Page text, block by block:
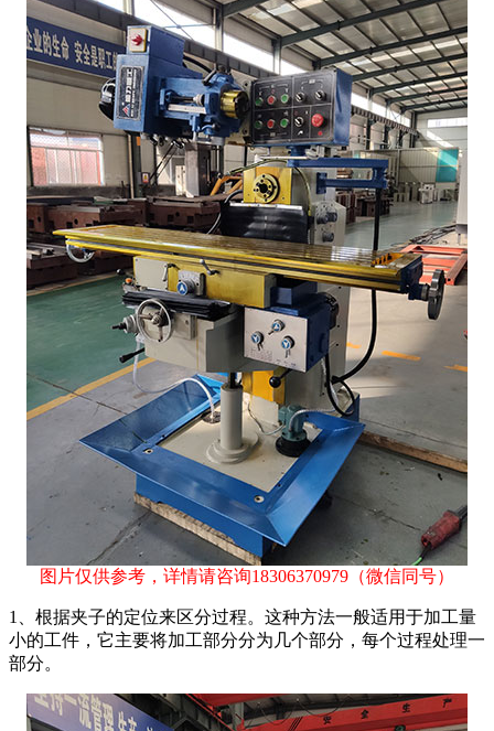
图片仅供参考，详情请咨询18306370979 （微信同号）
1、根据夹子的定位来区分过程。这种方法一般适用于加工量
小的工件，它主要将加工部分分为几个部分，每个过程处理一
部分。